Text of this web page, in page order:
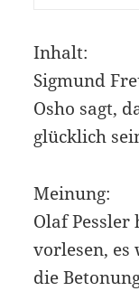
Inhalt:
Sigmund
Osho sagt,
glücklich
Meinung:
Olaf
vorlesen,
die